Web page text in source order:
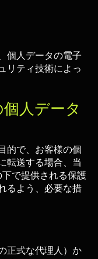
個人データの電子
リティ技術によっ
人データ
的で、お客様の個
転送する場合、当
で提供される保護
るよう、必要な措
正式な代理人）か